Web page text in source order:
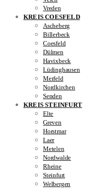
Vreden
KREIS COESFELD
Ascheberg
Billerbeck
Coesfeld
Dülmen
Havixbeck
Lüdinghausen
Merfeld
Nordkirchen
Senden
KREIS STEINFURT
Elte
Greven
Horstmar
Laer
Metelen
Nordwalde
Rheine
Steinfurt
Welbergen